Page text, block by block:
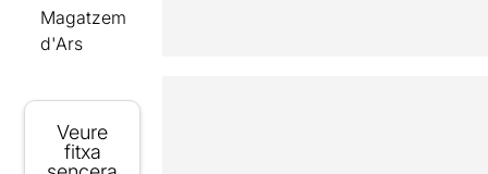
Magatzem
d'Ars
Veure
fitxa